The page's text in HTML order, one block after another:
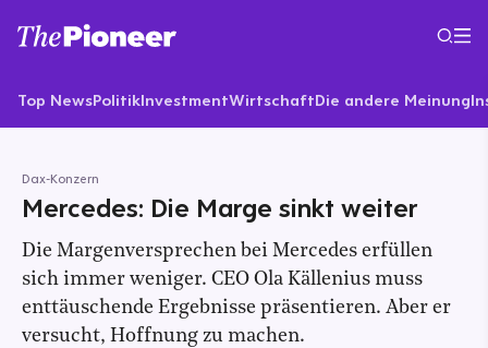
Top NewsPolitikInvestmentWirtschaftDie andere Meinung
Dax-Konzern
Mercedes: Die Marge sinkt weiter
Die Margenversprechen bei Mercedes erfüllen
sich immer weniger. CEO Ola Källenius muss
enttäuschende Ergebnisse präsentieren. Aber er
versucht, Hoffnung zu machen.